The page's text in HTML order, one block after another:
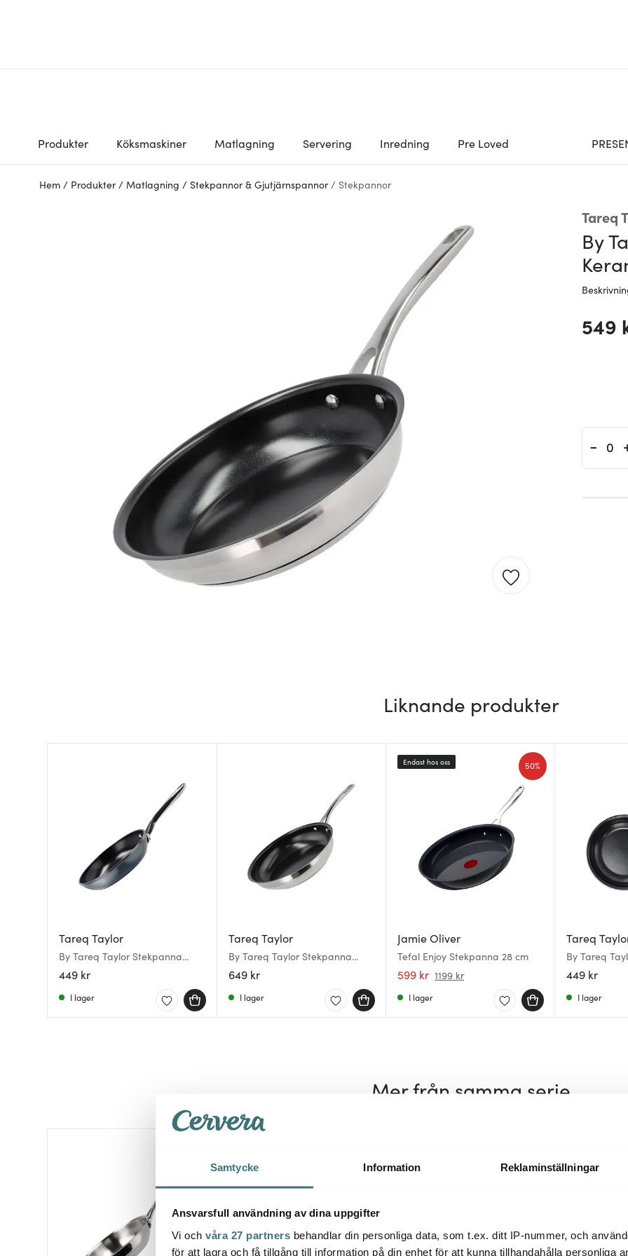
Samtycke Information Reklaminställningar
Ansvarsfull användning av dina uppgifter
Vi och våra 27 partners behandlar din personliga data, som t.ex. ditt IP-nummer, och
för att lagra och få tillgång till information på din enhet för att kunna tillhandahålla personliga
Produkter Köksmaskiner Matlagning Servering Inredning Pre Loved
Hem / Produkter / Matlagning / Stekpannor & Gjutjärnspannor / Stekpannor
Tareq
By
549
-
Liknande produkter
Tareq Taylor
By Tareq Taylor Stekpanna
Vivian 20 cm Blå/Stål
449 kr
I lager
Tareq Taylor
By Tareq Taylor Stekpanna
Ellen Keramisk beläggning 28
cm
649 kr
I lager
Jamie Oliver
Tefal Enjoy Stekpanna 28 cm
599 kr 1199 kr
50%
Endast hos oss
I lager
Tareq
By Tareq
Ellen 20 cm
449 kr
I lager
Mer från samma serie